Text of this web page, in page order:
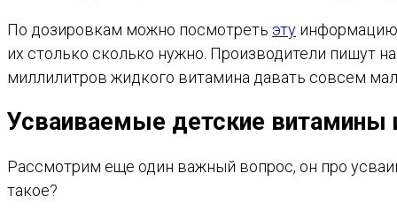
По дозировкам можно посмотреть эту информацию
их столько сколько нужно. Производители пишут
миллилитров жидкого витамина давать совсем
Усваиваемые детские витамины
Рассмотрим еще один важный вопрос, он про
такое?